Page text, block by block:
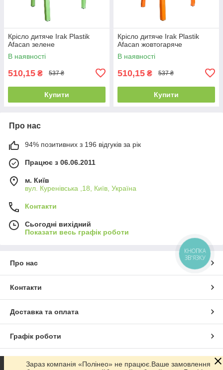
Крісло дитяче Irak Plastik
Afacan зелене
В наявності
510,15 ₴ 537 ₴
Купити
Крісло дитяче Irak Plastik
Afacan жовтогаряче
В наявності
510,15 ₴ 537 ₴
Купити
Про нас
94% позитивних з 196 відгуків за рік
Працює з 06.06.2011
м. Київ
вул. Куренівська ,18, Київ, Україна
Контакти
Сьогодні вихідний
Показати весь графік роботи
Про нас
Контакти
Доставка та оплата
Графік роботи
Повна версія сайту
Зараз компанія «Полінео» не працює.Ваше замовлення
КНОПКА
ЗВ'ЯЗКУ